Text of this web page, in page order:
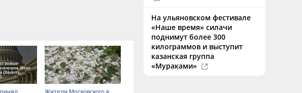
На ульяновском фестивале
«Наше время» силачи
поднимут более 300
килограммов и выступит
казанская группа
«Мураками»